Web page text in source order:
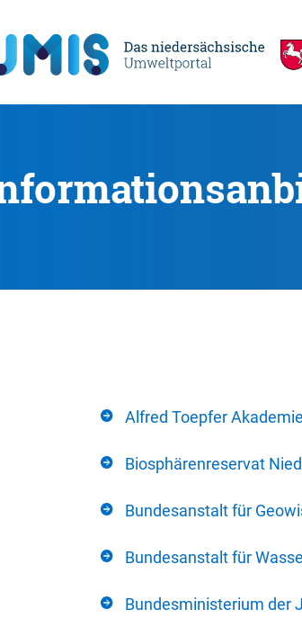
Alfred Toepfer
Biosphärenreservat
Bundesanstalt für
Bundesanstalt für
Bundesministerium der